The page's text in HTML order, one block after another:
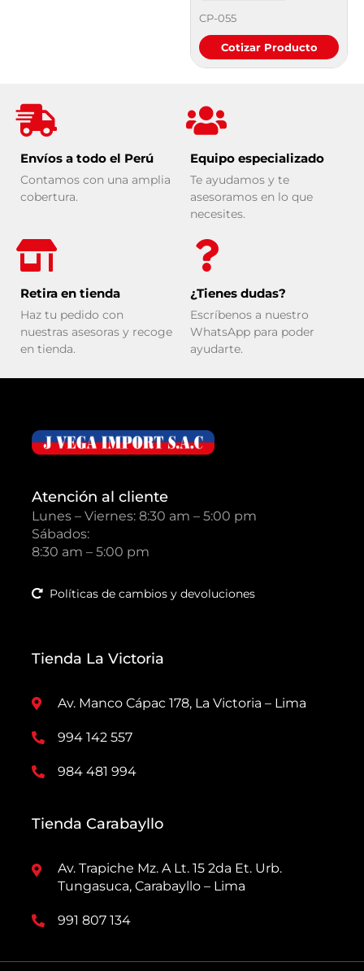
CP-055
Cotizar Producto
Envíos a todo el Perú
Contamos con una amplia
cobertura.
Equipo especializado
Te ayudamos y te
asesoramos en lo que
necesites.
Retira en tienda
Haz tu pedido con
nuestras asesoras y recoge
en tienda.
¿Tienes dudas?
Escríbenos a nuestro
WhatsApp para poder
ayudarte.
Atención al cliente
Lunes – Viernes: 8:30 am – 5:00 pm
Sábados:
8:30 am – 5:00 pm
Políticas de cambios y devoluciones
Tienda La Victoria
Av. Manco Cápac 178, La Victoria – Lima
994 142 557
984 481 994
Tienda Carabayllo
Av. Trapiche Mz. A Lt. 15 2da Et. Urb.
Tungasuca, Carabayllo – Lima
991 807 134